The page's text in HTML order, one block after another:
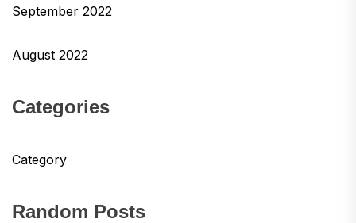
September 2022
August 2022
Categories
Category
Random Posts